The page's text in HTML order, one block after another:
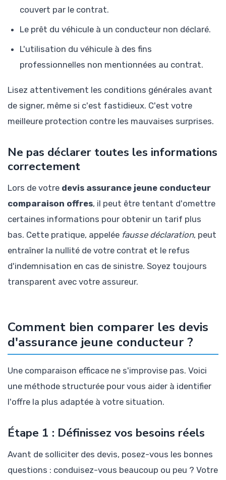
couvert par le contrat.
Le prêt du véhicule à un conducteur non déclaré.
L'utilisation du véhicule à des fins
professionnelles non mentionnées au contrat.
Lisez attentivement les conditions générales avant
de signer, même si c'est fastidieux. C'est votre
meilleure protection contre les mauvaises surprises.
Ne pas déclarer toutes les informations
correctement
Lors de votre devis assurance jeune conducteur
comparaison offres, il peut être tentant d'omettre
certaines informations pour obtenir un tarif plus
bas. Cette pratique, appelée fausse déclaration, peut
entraîner la nullité de votre contrat et le refus
d'indemnisation en cas de sinistre. Soyez toujours
transparent avec votre assureur.
Comment bien comparer les devis
d'assurance jeune conducteur ?
Une comparaison efficace ne s'improvise pas. Voici
une méthode structurée pour vous aider à identifier
l'offre la plus adaptée à votre situation.
Étape 1 : Définissez vos besoins réels
Avant de solliciter des devis, posez-vous les bonnes
questions : conduisez-vous beaucoup ou peu ? Votre